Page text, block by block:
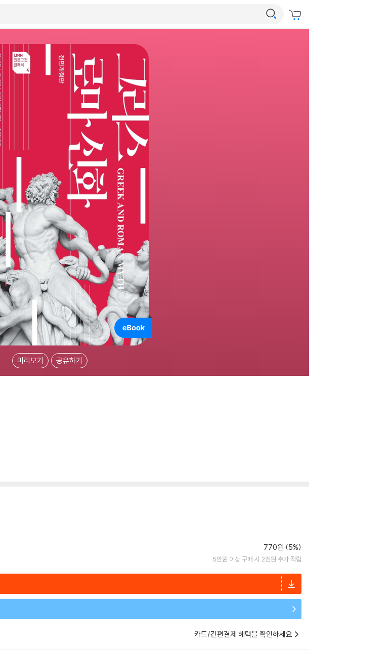
미리보기 공유하기
770원 (5%)
5만원 이상 구매 시 2천원 추가 적립
카드/간편결제 혜택을 확인하세요